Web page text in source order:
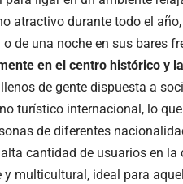
atractivo durante todo el
de una noche en sus bares
en el centro histórico y
de gente dispuesta a
turístico internacional, lo
de diferentes
cantidad de usuarios en
y multicultural, ideal para